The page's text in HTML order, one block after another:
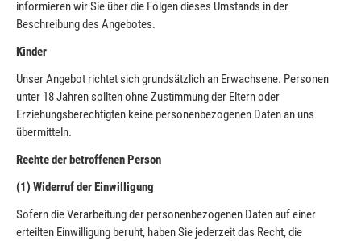
informieren wir Sie über die Folgen dieses Umstands in der
Beschreibung des Angebotes.
Kinder
Unser Angebot richtet sich grundsätzlich an Erwachsene. Personen
unter 18 Jahren sollten ohne Zustimmung der Eltern oder
Erziehungsberechtigten keine personenbezogenen Daten an uns
übermitteln.
Rechte der betroffenen Person
(1) Widerruf der Einwilligung
Sofern die Verarbeitung der personenbezogenen Daten auf einer
erteilten Einwilligung beruht, haben Sie jederzeit das Recht, die